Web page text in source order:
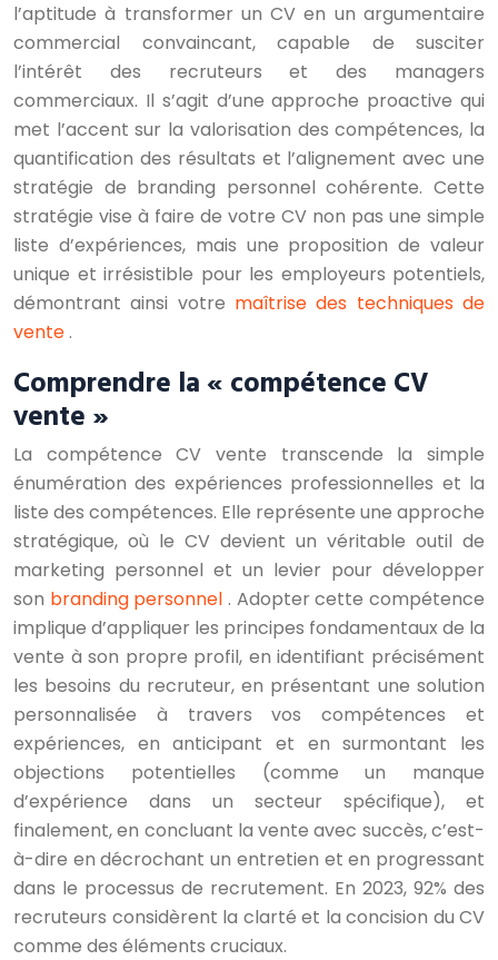
l’aptitude à transformer un CV en un argumentaire
commercial convaincant, capable de susciter
l’intérêt des recruteurs et des managers
commerciaux. Il s’agit d’une approche proactive qui
met l’accent sur la valorisation des compétences, la
quantification des résultats et l’alignement avec une
stratégie de branding personnel cohérente. Cette
stratégie vise à faire de votre CV non pas une simple
liste d’expériences, mais une proposition de valeur
unique et irrésistible pour les employeurs potentiels,
démontrant ainsi votre maîtrise des techniques de
vente .
Comprendre la « compétence CV
vente »
La compétence CV vente transcende la simple
énumération des expériences professionnelles et la
liste des compétences. Elle représente une approche
stratégique, où le CV devient un véritable outil de
marketing personnel et un levier pour développer
son branding personnel . Adopter cette compétence
implique d’appliquer les principes fondamentaux de la
vente à son propre profil, en identifiant précisément
les besoins du recruteur, en présentant une solution
personnalisée à travers vos compétences et
expériences, en anticipant et en surmontant les
objections potentielles (comme un manque
d’expérience dans un secteur spécifique), et
finalement, en concluant la vente avec succès, c’est-
à-dire en décrochant un entretien et en progressant
dans le processus de recrutement. En 2023, 92% des
recruteurs considèrent la clarté et la concision du CV
comme des éléments cruciaux.